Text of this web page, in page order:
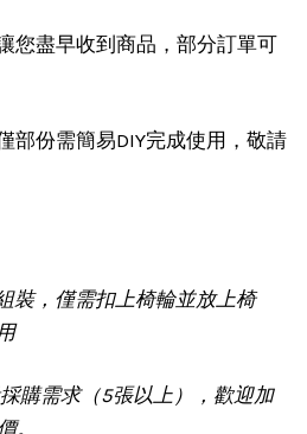
您盡早收到商品，部分訂單可
部份需簡易DIY完成使用，敬請
裝，僅需扣上椅輪並放上椅
購需求（5張以上），歡迎加
。